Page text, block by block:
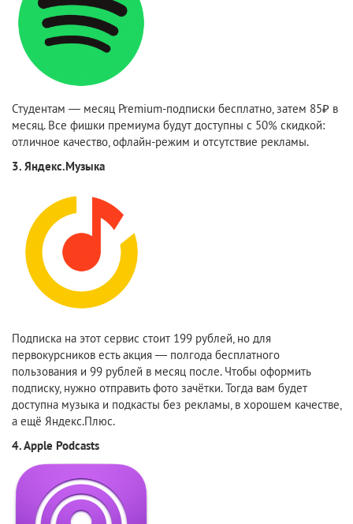
Студентам — месяц Premium-подписки бесплатно, затем 85₽ в
месяц. Все фишки премиума будут доступны с 50% скидкой:
отличное качество, офлайн-режим и отсутствие рекламы.
3. Яндекс.Музыка
Подписка на этот сервис стоит 199 рублей, но для
первокурсников есть акция — полгода бесплатного
пользования и 99 рублей в месяц после. Чтобы оформить
подписку, нужно отправить фото зачётки. Тогда вам будет
доступна музыка и подкасты без рекламы, в хорошем качестве,
а ещё Яндекс.Плюс.
4.Apple Podcasts